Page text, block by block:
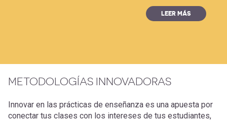
LEER MÁS
METODOLOGÍAS INNOVADORAS
Innovar en las prácticas de enseñanza es una apuesta por
conectar tus clases con los intereses de tus estudiantes,